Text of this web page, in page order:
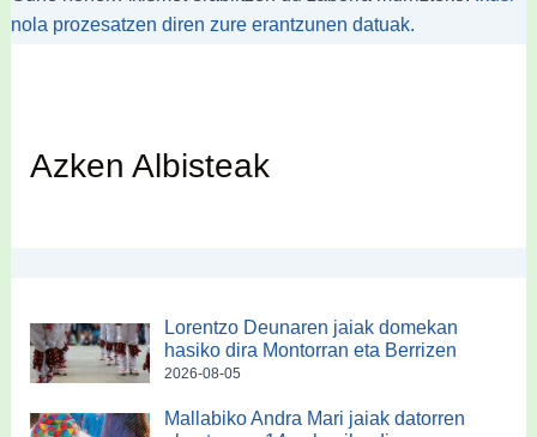
nola prozesatzen diren zure erantzunen datuak.
Azken Albisteak
Lorentzo Deunaren jaiak domekan
hasiko dira Montorran eta Berrizen
2026-08-05
Mallabiko Andra Mari jaiak datorren